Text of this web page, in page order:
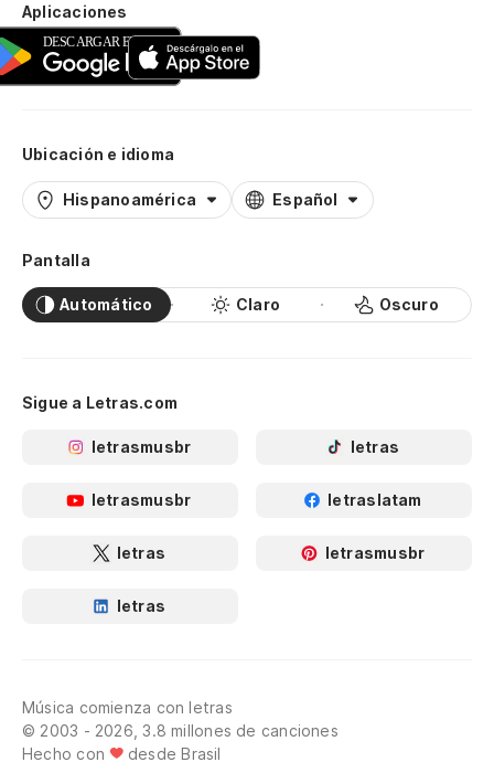
Aplicaciones
Ubicación e idioma
Hispanoamérica Español
Pantalla
Automático Claro Oscuro
Sigue a Letras.com
letrasmusbr letras
letrasmusbr letraslatam
letras letrasmusbr
letras
Música comienza con letras
© 2003 - 2026, 3.8 millones de canciones
Hecho con
desde Brasil